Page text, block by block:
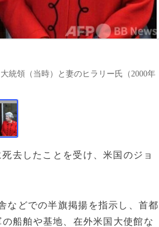
統領（当時）と妻のヒラリー氏（2000年
死去したことを受け、米国のジョ
などでの半旗掲揚を指示し、首都
船舶や基地、在外米国大使館な